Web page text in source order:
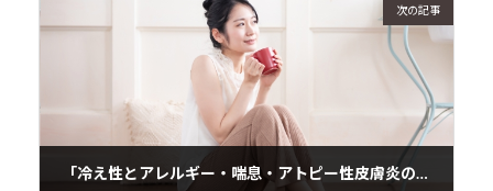
次の記事
「冷え性とアレルギー・喘息・アトピー性皮膚炎の関係 ～冷えが病気を悪化させる理由～」